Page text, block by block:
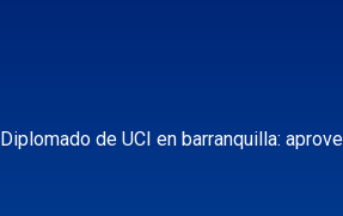
Diplomado de UCI en barranquilla: